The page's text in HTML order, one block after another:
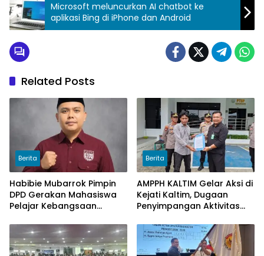
Microsoft meluncurkan AI chatbot ke
aplikasi Bing di iPhone dan Android
Related Posts
Berita
Habibie Mubarrok Pimpin
DPD Gerakan Mahasiswa
Pelajar Kebangsaan
Berita
AMPPH KALTIM Gelar Aksi di
Kejati Kaltim, Dugaan
Penyimpangan Aktivitas
Sawit di Logpond Tubaan